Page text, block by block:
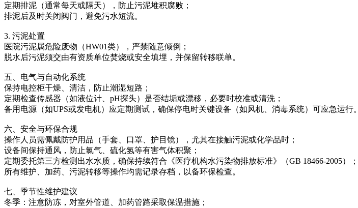
定期排泥（通常每天或隔天），防止污泥堆积腐败；
排泥后及时关闭阀门，避免污水短流。
3. 污泥处置
医院污泥属危险废物（HW01类），严禁随意倾倒；
脱水后污泥须交由有资质单位焚烧或安全填埋，并保留转移联单。
五、电气与自动化系统
保持电控柜干燥、清洁，防止潮湿短路；
定期检查传感器（如液位计、pH探头）是否结垢或漂移，必要时校准或清洗；
备用电源（如UPS或发电机）应定期测试，确保停电时关键设备（如风机、消毒系统）可应急运行。
六、安全与环保合规
操作人员需佩戴防护用品（手套、口罩、护目镜），尤其在接触污泥或化学品时；
设备间保持通风，防止氯气、硫化氢等有害气体积聚；
定期委托第三方检测出水水质，确保持续符合《医疗机构水污染物排放标准》（GB 18466-2005）；
所有维护、加药、污泥转移等操作均需记录存档，以备环保检查。
七、季节性维护建议
冬季：注意防冻，对室外管道、加药管路采取保温措施；